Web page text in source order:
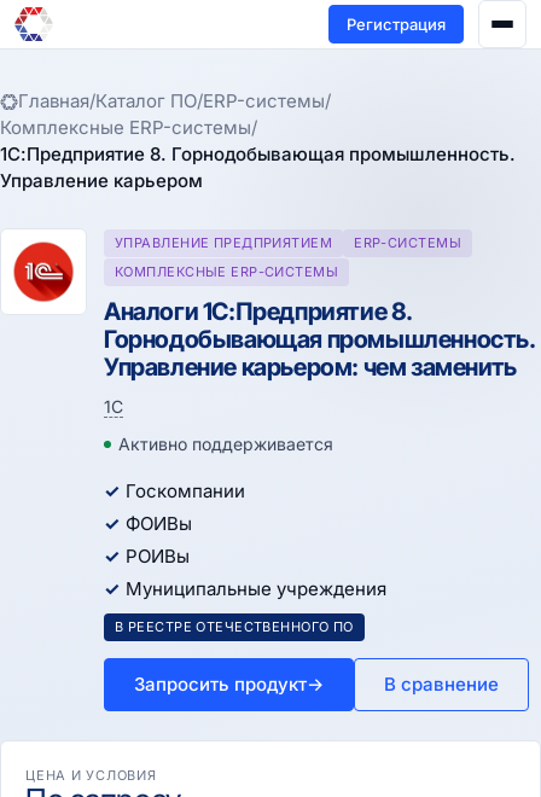
Регистрация
Главная/Каталог ПО/ERP-системы/
Комплексные ERP-системы/
1С:Предприятие 8. Горнодобывающая промышленность.
Управление карьером
УПРАВЛЕНИЕ ПРЕДПРИЯТИЕМ
ERP-СИСТЕМЫ
КОМПЛЕКСНЫЕ ERP-СИСТЕМЫ
Аналоги 1С:Предприятие 8.
Горнодобывающая промышленность.
Управление карьером: чем заменить
1С
Активно поддерживается
Госкомпании
ФОИВы
РОИВы
Муниципальные учреждения
В РЕЕСТРЕ ОТЕЧЕСТВЕННОГО ПО
Запросить продукт→ В сравнение
ЦЕНА И УСЛОВИЯ